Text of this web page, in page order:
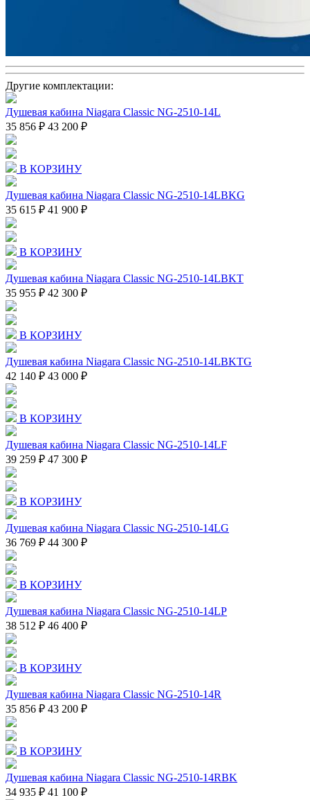
Другие комплектации:
Душевая кабина Niagara Classic NG-2510-14L
35 856 ₽ 43 200 ₽
В КОРЗИНУ
Душевая кабина Niagara Classic NG-2510-14LBKG
35 615 ₽ 41 900 ₽
В КОРЗИНУ
Душевая кабина Niagara Classic NG-2510-14LBKT
35 955 ₽ 42 300 ₽
В КОРЗИНУ
Душевая кабина Niagara Classic NG-2510-14LBKTG
42 140 ₽ 43 000 ₽
В КОРЗИНУ
Душевая кабина Niagara Classic NG-2510-14LF
39 259 ₽ 47 300 ₽
В КОРЗИНУ
Душевая кабина Niagara Classic NG-2510-14LG
36 769 ₽ 44 300 ₽
В КОРЗИНУ
Душевая кабина Niagara Classic NG-2510-14LP
38 512 ₽ 46 400 ₽
В КОРЗИНУ
Душевая кабина Niagara Classic NG-2510-14R
35 856 ₽ 43 200 ₽
В КОРЗИНУ
Душевая кабина Niagara Classic NG-2510-14RBK
34 935 ₽ 41 100 ₽